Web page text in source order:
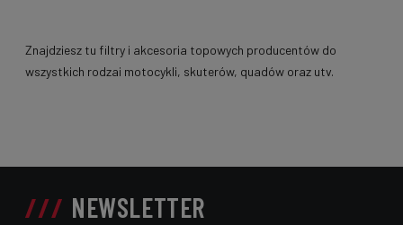
Znajdziesz tu filtry i akcesoria topowych producentów do
wszystkich rodzai motocykli, skuterów, quadów oraz utv.
NEWSLETTER